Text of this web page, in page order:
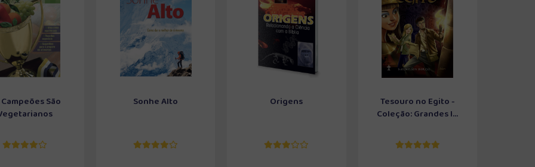
São
Sonhe Alto Origens
Tesouro no Egito -
Coleção: Grandes I...